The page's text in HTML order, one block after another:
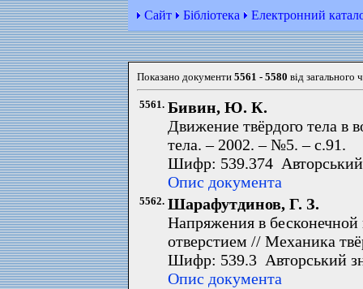
Сайт Бібліотека Електронний
Показано документи 5561 - 5580 від загального
5561. Бивин, Ю. К.
Движение твёрдого тела в
тела. – 2002. – №5. – с.91.
Шифр: 539.374 Авторський
Опис документа
5562. Шарафутдинов, Г. З.
Напряжения в
отверстием // Механика
Шифр: 539.3 Авторський
Опис документа